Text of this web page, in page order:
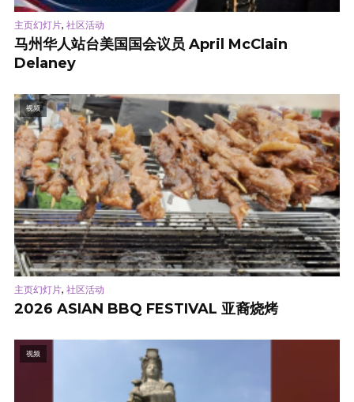
主页幻灯片, 社区活动
马州华人站台美国国会议员 April McClain
Delaney
视频
主页幻灯片, 社区活动
2026 ASIAN BBQ FESTIVAL 亚裔烧烤
视频